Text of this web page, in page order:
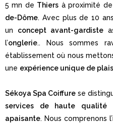
5 mn de Thiers à proximité de
de-Dôme. Avec plus de 10
un concept avant-gardiste
l’onglerie.. Nous sommes
établissement où nous
une expérience unique de
Sékoya Spa Coiffure se
services de haute qualité
apaisante. Nous comprenons